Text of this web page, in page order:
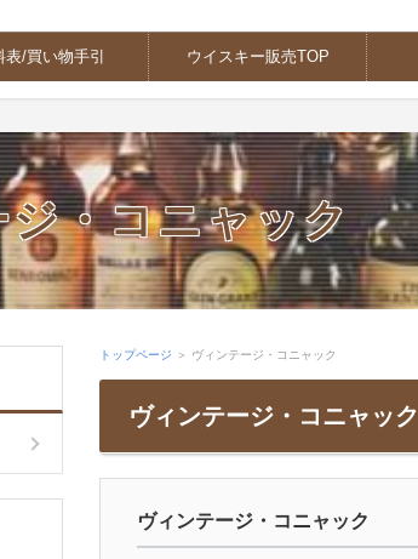
表/買い物手引 ウイスキー販売TOP
・コニャック
トップページ ＞ ヴィンテージ・コニャック
ヴィンテージ・コニャック
ヴィンテージ・コニャック